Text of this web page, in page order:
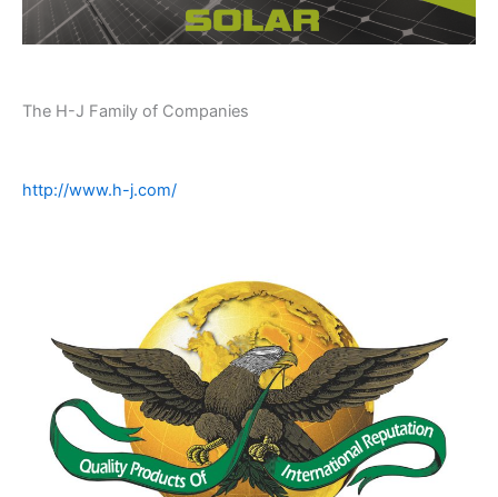
The H-J Family of Companies
http://www.h-j.com/